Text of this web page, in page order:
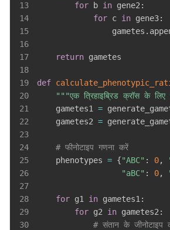
13
for b in gene2 :
14
for c in gene3:
15
                gametes
.
16
17
return
18
19
def
20
"""एक त्रिहाइब्रिड क्रॉस के
21
    gametes1
=
22
    gametes2
=
23
24
# फीनोटाइप गणना करें
25
    phenotypes
= {"ABC" : 0,
26
"aBC" : 0,
27
28
for g1 in gametes1 :
29
for g2 in gametes2 :
30
# संतान के जीनोटाइप